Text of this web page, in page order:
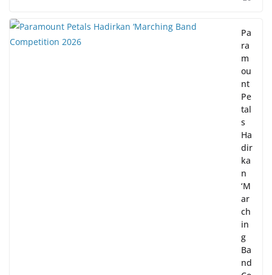
Pa
ra
m
ou
nt
Pe
tal
s
Ha
dir
ka
n
‘M
ar
ch
in
g
Ba
nd